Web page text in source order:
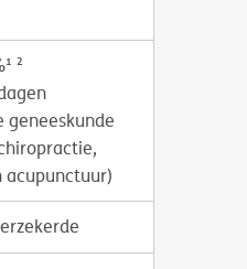
²
acupunctuur)